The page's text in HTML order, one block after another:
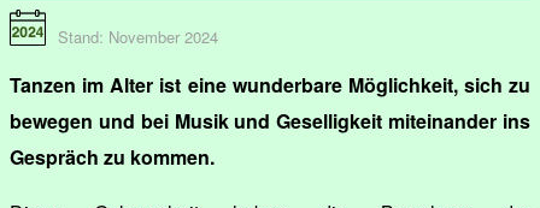
Stand: November 2024
Tanzen im Alter ist eine wunderbare Möglichkeit, sich zu
bewegen und bei Musik und Geselligkeit miteinander ins
Gespräch zu kommen.